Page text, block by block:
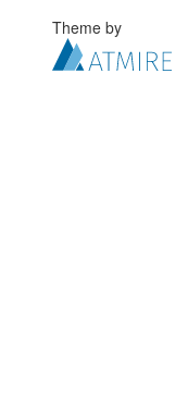
Theme by